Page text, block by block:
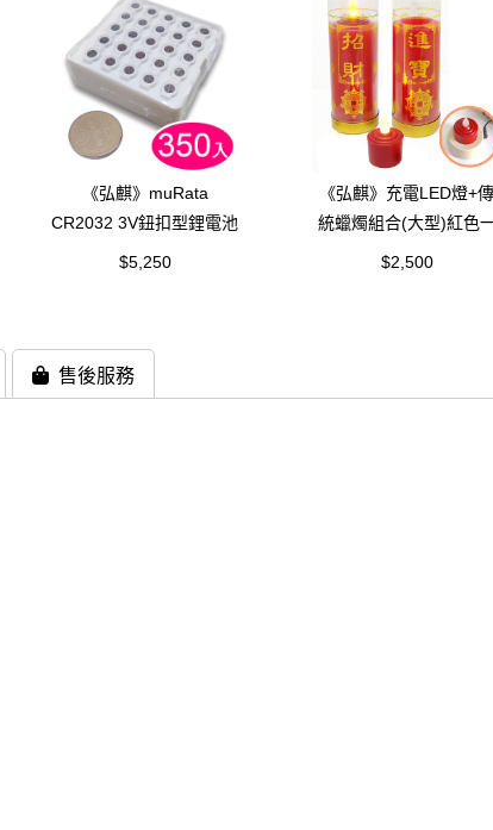
《弘麒》muRata
CR2032 3V鈕扣型鋰電池
(350顆；盤裝)
$5,250
《弘麒》充電LED燈+傳
統蠟燭組合(大型)紅色
對(招財進寶/佛光普照)
$2,500
售後服務